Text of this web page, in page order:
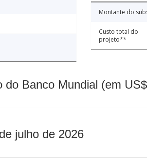
Montante do
Custo total do
projeto**
Banco Mundial (em
julho de 2026